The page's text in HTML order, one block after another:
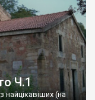
Ч.1
(на